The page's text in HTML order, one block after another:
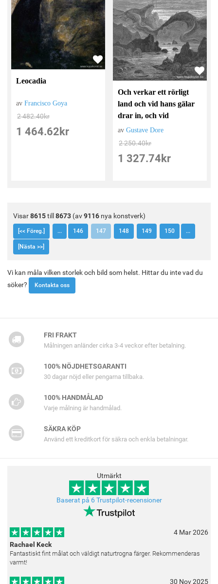
Leocadia
avFrancisco Goya
2 482.40kr
1 464.62 kr
Och verkar ett rörligt
land och vid hans gälar
drar in, och vid
avGustave Dore
2 250.40kr
1 327.74 kr
Visar8615till 8673 (av9116 nya konstverk)
[<< Föreg.] ... 146 147 148 149 150 ...
[Nästa >>]
Vi kan måla vilken storlek och bild som helst. Hittar du inte vad du
söker?
Kontakta oss
FRI FRAKT
Målningen anländer cirka 3-4 veckor efter betalning.
100% NÖJDHETSGARANTI
30 dagar nöjd eller pengarna tillbaka.
100% HANDMÅLAD
Varje målning är handmålad.
SÄKRA KÖP
Använd ett kreditkort för säkra och enkla betalningar.
Utmärkt
Baserat på 6 Trustpilot-recensioner
4 Mar 2026
Rachael Keck
Fantastiskt fint målat och väldigt naturtrogna färger. Rekommenderas
varmt!
30 Nov 2025